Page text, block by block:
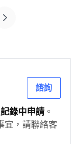
諮詢
錄中申請 。
宜，請聯絡客